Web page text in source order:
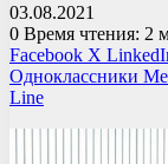
03.08.2021
0 Время чтения: 2
Facebook X
Одноклассники
Line